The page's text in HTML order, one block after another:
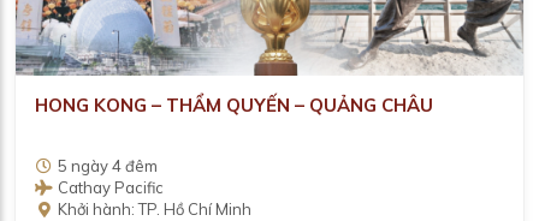
HONG KONG – THẨM QUYẾN – QUẢNG CHÂU
5 ngày 4 đêm
Cathay Pacific
Khởi hành: TP. Hồ Chí Minh